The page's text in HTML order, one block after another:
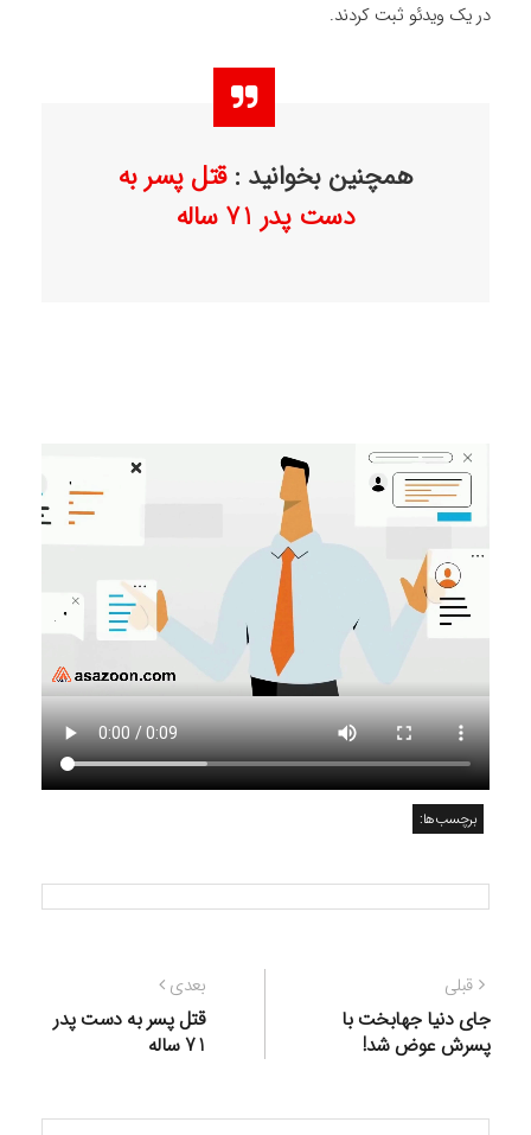
در یک ویدئو ثبت کردند.
همچنین بخوانید :قتل پسر به
دست پدر 71 ساله
برچسب‌ها:
راهبری
نوشته
قبلی
قبلی:
جای دنیا جهابخت با
پسرش عوض شد!
بعدی
بعدی:
قتل پسر به دست پدر
71 ساله